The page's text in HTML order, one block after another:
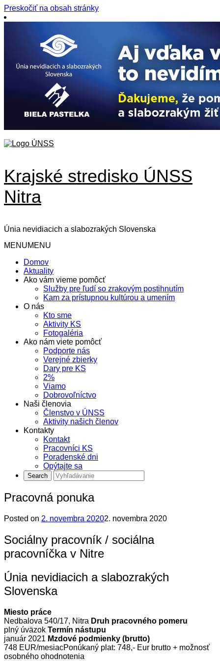
Preskočiť na obsah stránky
Krajské stredisko ÚNSS
Nitra
Únia nevidiacich a slabozrakých Slovenska
MENUMENU
Domov
Aktuality
Ako vám vieme pomôcť
Služby pre ľudí so zrakovým postihnutím
Kam za prístupnou kultúrou a umením
O nás
Kto sme
Aktivity KS
Fotogaléria
Ako nám viete pomôcť
Podporte nás
Verejné zbierky
Dary pre KS
2%
Viamo
Dobrovoľníctvo
Naši členovia
Členstvo v ÚNSS
Aktivity našich členov
Kontakty
Kontakt
Pracovníci KS
Poradenské dni
Opýtajte sa
Pracovná ponuka
Posted on 2. novembra 20202. novembra 2020
Sociálny pracovník / sociálna
pracovníčka v Nitre
Únia nevidiacich a slabozrakých
Slovenska
Miesto práce
Nedbalova 540/17, Nitra Druh pracovného pomeru
plný úväzok Termín nástupu
január 2021 Mzdové podmienky (brutto)
748 EUR/mesiacPonúkaný plat: 748,- Eur brutto + možnosť
osobného ohodnotenia